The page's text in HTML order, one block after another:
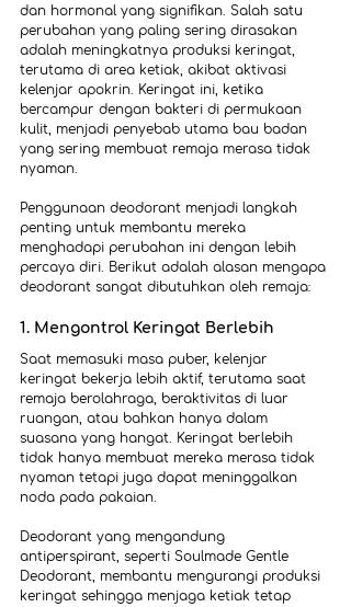
dan hormonal yang signifikan. Salah satu
perubahan yang paling sering dirasakan
adalah meningkatnya produksi keringat,
terutama di area ketiak, akibat aktivasi
kelenjar apokrin. Keringat ini, ketika
bercampur dengan bakteri di permukaan
kulit, menjadi penyebab utama bau badan
yang sering membuat remaja merasa tidak
nyaman.
Penggunaan deodorant menjadi langkah
penting untuk membantu mereka
menghadapi perubahan ini dengan lebih
percaya diri. Berikut adalah alasan mengapa
deodorant sangat dibutuhkan oleh remaja:
1. Mengontrol Keringat Berlebih
Saat memasuki masa puber, kelenjar
keringat bekerja lebih aktif, terutama saat
remaja berolahraga, beraktivitas di luar
ruangan, atau bahkan hanya dalam
suasana yang hangat. Keringat berlebih
tidak hanya membuat mereka merasa tidak
nyaman tetapi juga dapat meninggalkan
noda pada pakaian.
Deodorant yang mengandung
antiperspirant, seperti Soulmade Gentle
Deodorant, membantu mengurangi produksi
keringat sehingga menjaga ketiak tetap